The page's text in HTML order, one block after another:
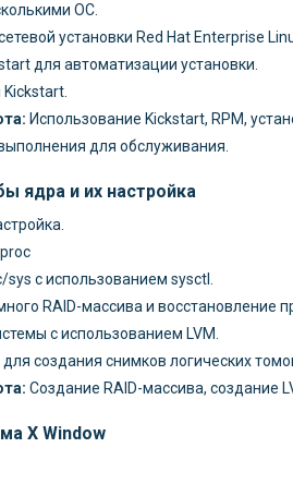
ОС.
установки Red Hat Enterprise
для автоматизации установки.
Использование Kickstart, RPM,
для обслуживания.
ядра и их настройка
с использованием sysctl.
RAID-массива и восстановление
с использованием LVM.
создания снимков логических
Создание RAID-массива, создание
X Window